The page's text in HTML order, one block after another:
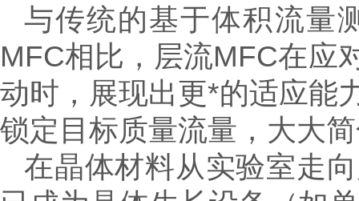
与传统的基于体积流量
MFC相比，层流MFC在应
动时，展现出更*的适应能
锁定目标质量流量，大大
在晶体材料从实验室走